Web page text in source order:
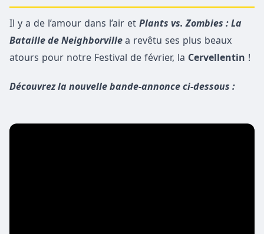
Il y a de l’amour dans l’air et Plants vs. Zombies : La
Bataille de Neighborville a revêtu ses plus beaux
atours pour notre Festival de février, la Cervellentin !
Découvrez la nouvelle bande-annonce ci-dessous :